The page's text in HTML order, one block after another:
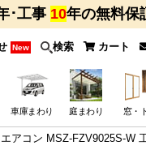
･工事 10年の無料保
New 検索 カート
車庫まわり 庭まわり 窓・
アコン MSZ-FZV9025S-W